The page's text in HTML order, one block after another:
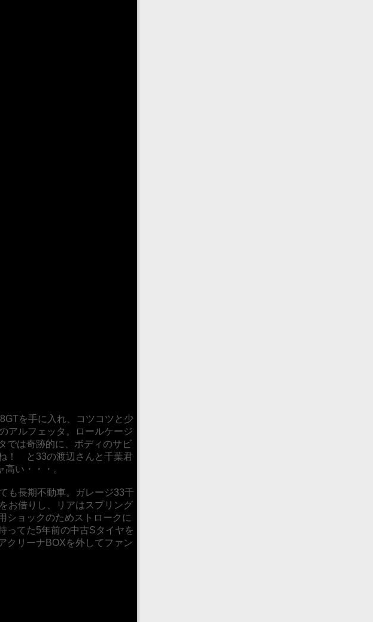
を手に入れ、コツコツと少
アルフェッタ。ロールケージ
では奇跡的に、ボディのサビ
！ と33の渡辺さんと千葉君
い・・・。
も長期不動車。ガレージ33千
お借りし、リアはスプリング
ショックのためストロークに
ってた5年前の中古Sタイヤを
クリーナBOXを外してファン